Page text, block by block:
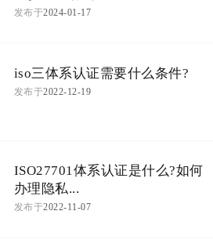
发布于2024-01-17
iso三体系认证需要什么条件?
发布于2022-12-19
ISO27701体系认证是什么?如何
办理隐私...
发布于2022-11-07